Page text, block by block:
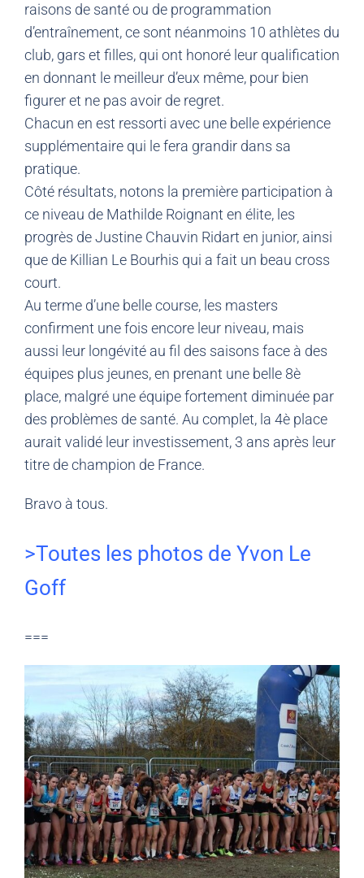
raisons de santé ou de programmation
d’entraînement, ce sont néanmoins 10 athlètes du
club, gars et filles, qui ont honoré leur qualification
en donnant le meilleur d’eux même, pour bien
figurer et ne pas avoir de regret.
Chacun en est ressorti avec une belle expérience
supplémentaire qui le fera grandir dans sa
pratique.
Côté résultats, notons la première participation à
ce niveau de Mathilde Roignant en élite, les
progrès de Justine Chauvin Ridart en junior, ainsi
que de Killian Le Bourhis qui a fait un beau cross
court.
Au terme d’une belle course, les masters
confirment une fois encore leur niveau, mais
aussi leur longévité au fil des saisons face à des
équipes plus jeunes, en prenant une belle 8è
place, malgré une équipe fortement diminuée par
des problèmes de santé. Au complet, la 4è place
aurait validé leur investissement, 3 ans après leur
titre de champion de France.
Bravo à tous.
>Toutes les photos de Yvon Le
Goff
===